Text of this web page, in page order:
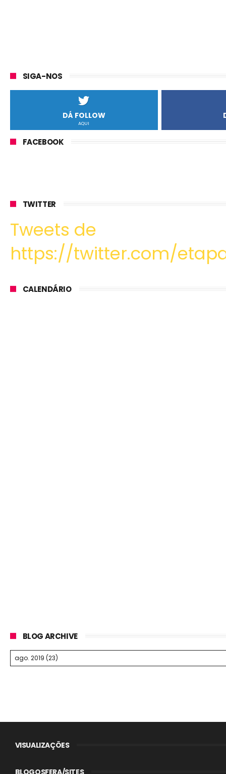
SIGA-NOS
DÁ FOLLOW
AQUI
FACEBOOK
TWITTER
Tweets de
https://twitter.com/
CALENDÁRIO
BLOG ARCHIVE
VISUALIZAÇÕES
BLOGOSFERA/SITES